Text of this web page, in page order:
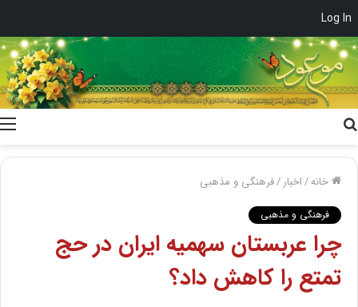
Log In
خانه/اخبار /فرهنگی و مذهبی
فرهنگی و مذهبی
چرا عربستان سهمیه ایران در حج
تمتع را کاهش داد؟